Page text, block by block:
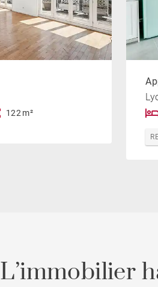
122 m²
L’immobilier